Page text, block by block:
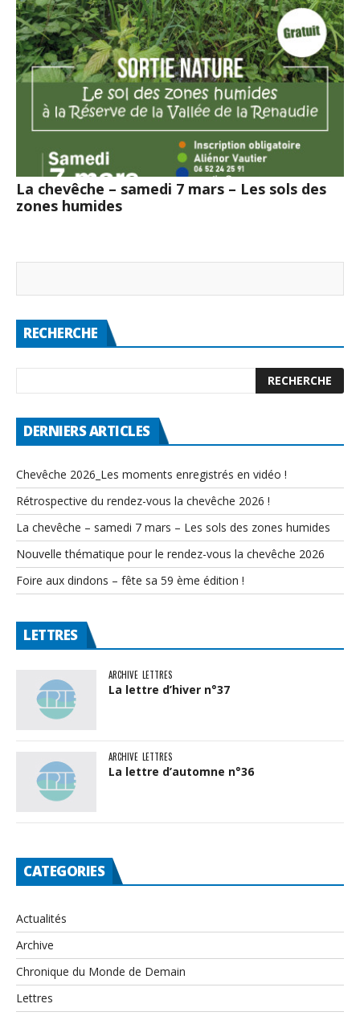
La chevêche – samedi 7 mars – Les sols des
zones humides
RECHERCHE
DERNIERS ARTICLES
Chevêche 2026_Les moments enregistrés en vidéo !
Rétrospective du rendez-vous la chevêche 2026 !
La chevêche – samedi 7 mars – Les sols des zones humides
Nouvelle thématique pour le rendez-vous la chevêche 2026
Foire aux dindons – fête sa 59 ème édition !
LETTRES
ARCHIVE LETTRES
La lettre d’hiver n°37
ARCHIVE LETTRES
La lettre d’automne n°36
CATEGORIES
Actualités
Archive
Chronique du Monde de Demain
Lettres